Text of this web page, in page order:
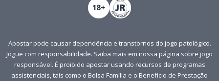
Apostar pode causar dependência e transtornos do jogo patológico.
Jogue com responsabilidade. Saiba mais em nossa página sobre jogo
responsável. É proibido apostar usando recursos de programas
assistenciais, tais como o Bolsa Família e o Benefício de Prestação